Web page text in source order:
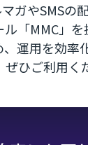
ガやSMSの
「MMC」を
運用を効率
ひご利用く